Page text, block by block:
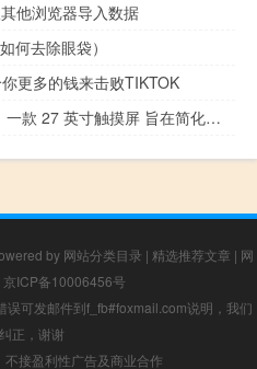
他浏览器导入数据
何去除眼袋）
更多的钱来击败TIKTOK
Skylight 推出 Calendar Max，一款 27 英寸触摸屏 旨在简化家居生活
by 网站分类目录 | 精选推荐文章 | 网
京ICP备10006456号
可发邮件到f_fb#foxmail.com说明，我们
正，谢谢
接盈利性广告及商业合作